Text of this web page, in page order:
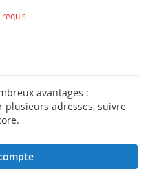
avantages :
adresses, suivre